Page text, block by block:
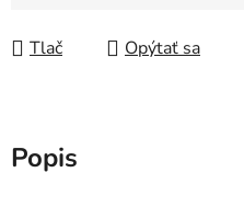
Tlač Opýtať sa
Popis